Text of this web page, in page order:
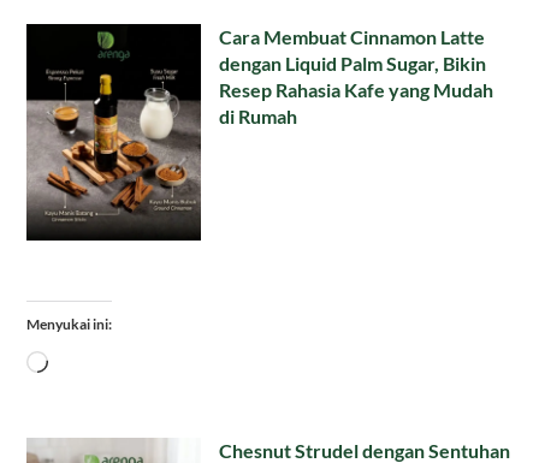
Cara Membuat Cinnamon Latte
dengan Liquid Palm Sugar, Bikin
Resep Rahasia Kafe yang Mudah
di Rumah
Menyukai ini:
Memuat...
Chesnut Strudel dengan Sentuhan